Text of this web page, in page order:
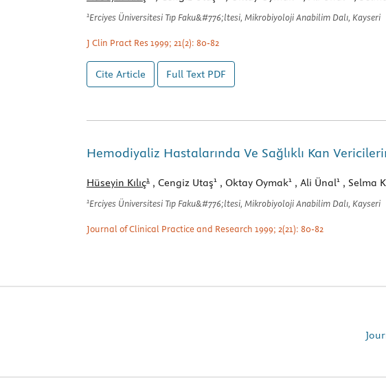
1Erciyes Üniversitesi Tıp Faku&#776;ltesi, Mikrobiyoloji Anabilim Dalı, Kayseri
J Clin Pract Res 1999; 21(2): 80-82
Cite Article Full Text PDF
Hemodiyaliz Hastalarında Ve Sağlıklı Kan
Hüseyin Kılıç1 , Cengiz Utaş1 , Oktay Oymak1 , Ali Ünal1 , Selma
1Erciyes Üniversitesi Tıp Faku&#776;ltesi, Mikrobiyoloji Anabilim Dalı, Kayseri
Journal of Clinical Practice and Research 1999; 2(21): 80-82